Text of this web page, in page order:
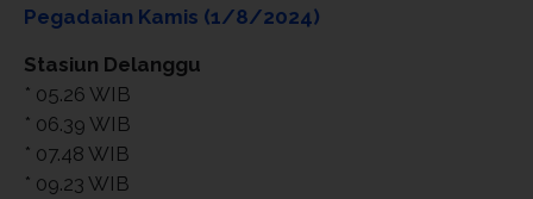
Pegadaian Kamis (1/8/2024)
Stasiun Delanggu
* 05.26 WIB
* 06.39 WIB
* 07.48 WIB
* 09.23 WIB